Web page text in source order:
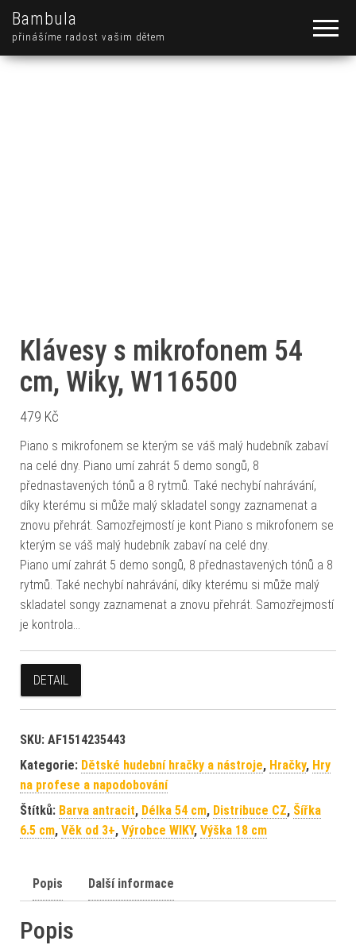
Bambula
přinášíme radost vašim dětem
Klávesy s mikrofonem 54
cm, Wiky, W116500
479 Kč
Piano s mikrofonem se kterým se váš malý hudebník zabaví
na celé dny. Piano umí zahrát 5 demo songů, 8
přednastavených tónů a 8 rytmů. Také nechybí nahrávání,
díky kterému si může malý skladatel songy zaznamenat a
znovu přehrát. Samozřejmostí je kont Piano s mikrofonem se
kterým se váš malý hudebník zabaví na celé dny.
Piano umí zahrát 5 demo songů, 8 přednastavených tónů a 8
rytmů. Také nechybí nahrávání, díky kterému si může malý
skladatel songy zaznamenat a znovu přehrát. Samozřejmostí
je kontrola…
DETAIL
SKU: AF1514235443
Kategorie: Dětské hudební hračky a nástroje, Hračky, Hry
na profese a napodobování
Štítků: Barva antracit, Délka 54 cm, Distribuce CZ, Šířka
6.5 cm, Věk od 3+, Výrobce WIKY, Výška 18 cm
Popis Další informace
Popis